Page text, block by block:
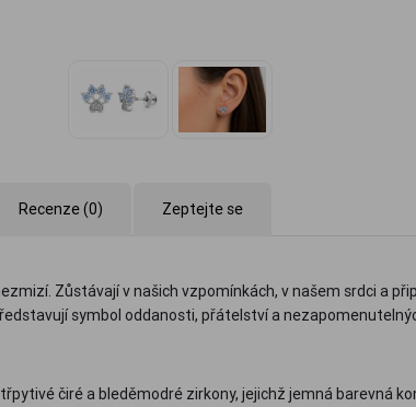
Recenze (0) Zeptejte se
Zůstávají v našich vzpomínkách, v našem srdci a
symbol oddanosti, přátelství a
čiré a bleděmodré zirkony, jejichž jemná barevná